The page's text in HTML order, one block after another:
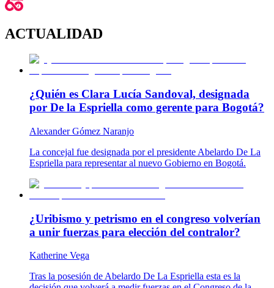
ACTUALIDAD
¿Quién es Clara Lucía Sandoval, designada
por De la Espriella como gerente para Bogotá?
Alexander Gómez Naranjo
La concejal fue designada por el presidente Abelardo De La
Espriella para representar al nuevo Gobierno en Bogotá.
¿Uribismo y petrismo en el congreso volverían
a unir fuerzas para elección del contralor?
Katherine Vega
Tras la posesión de Abelardo De La Espriella esta es la